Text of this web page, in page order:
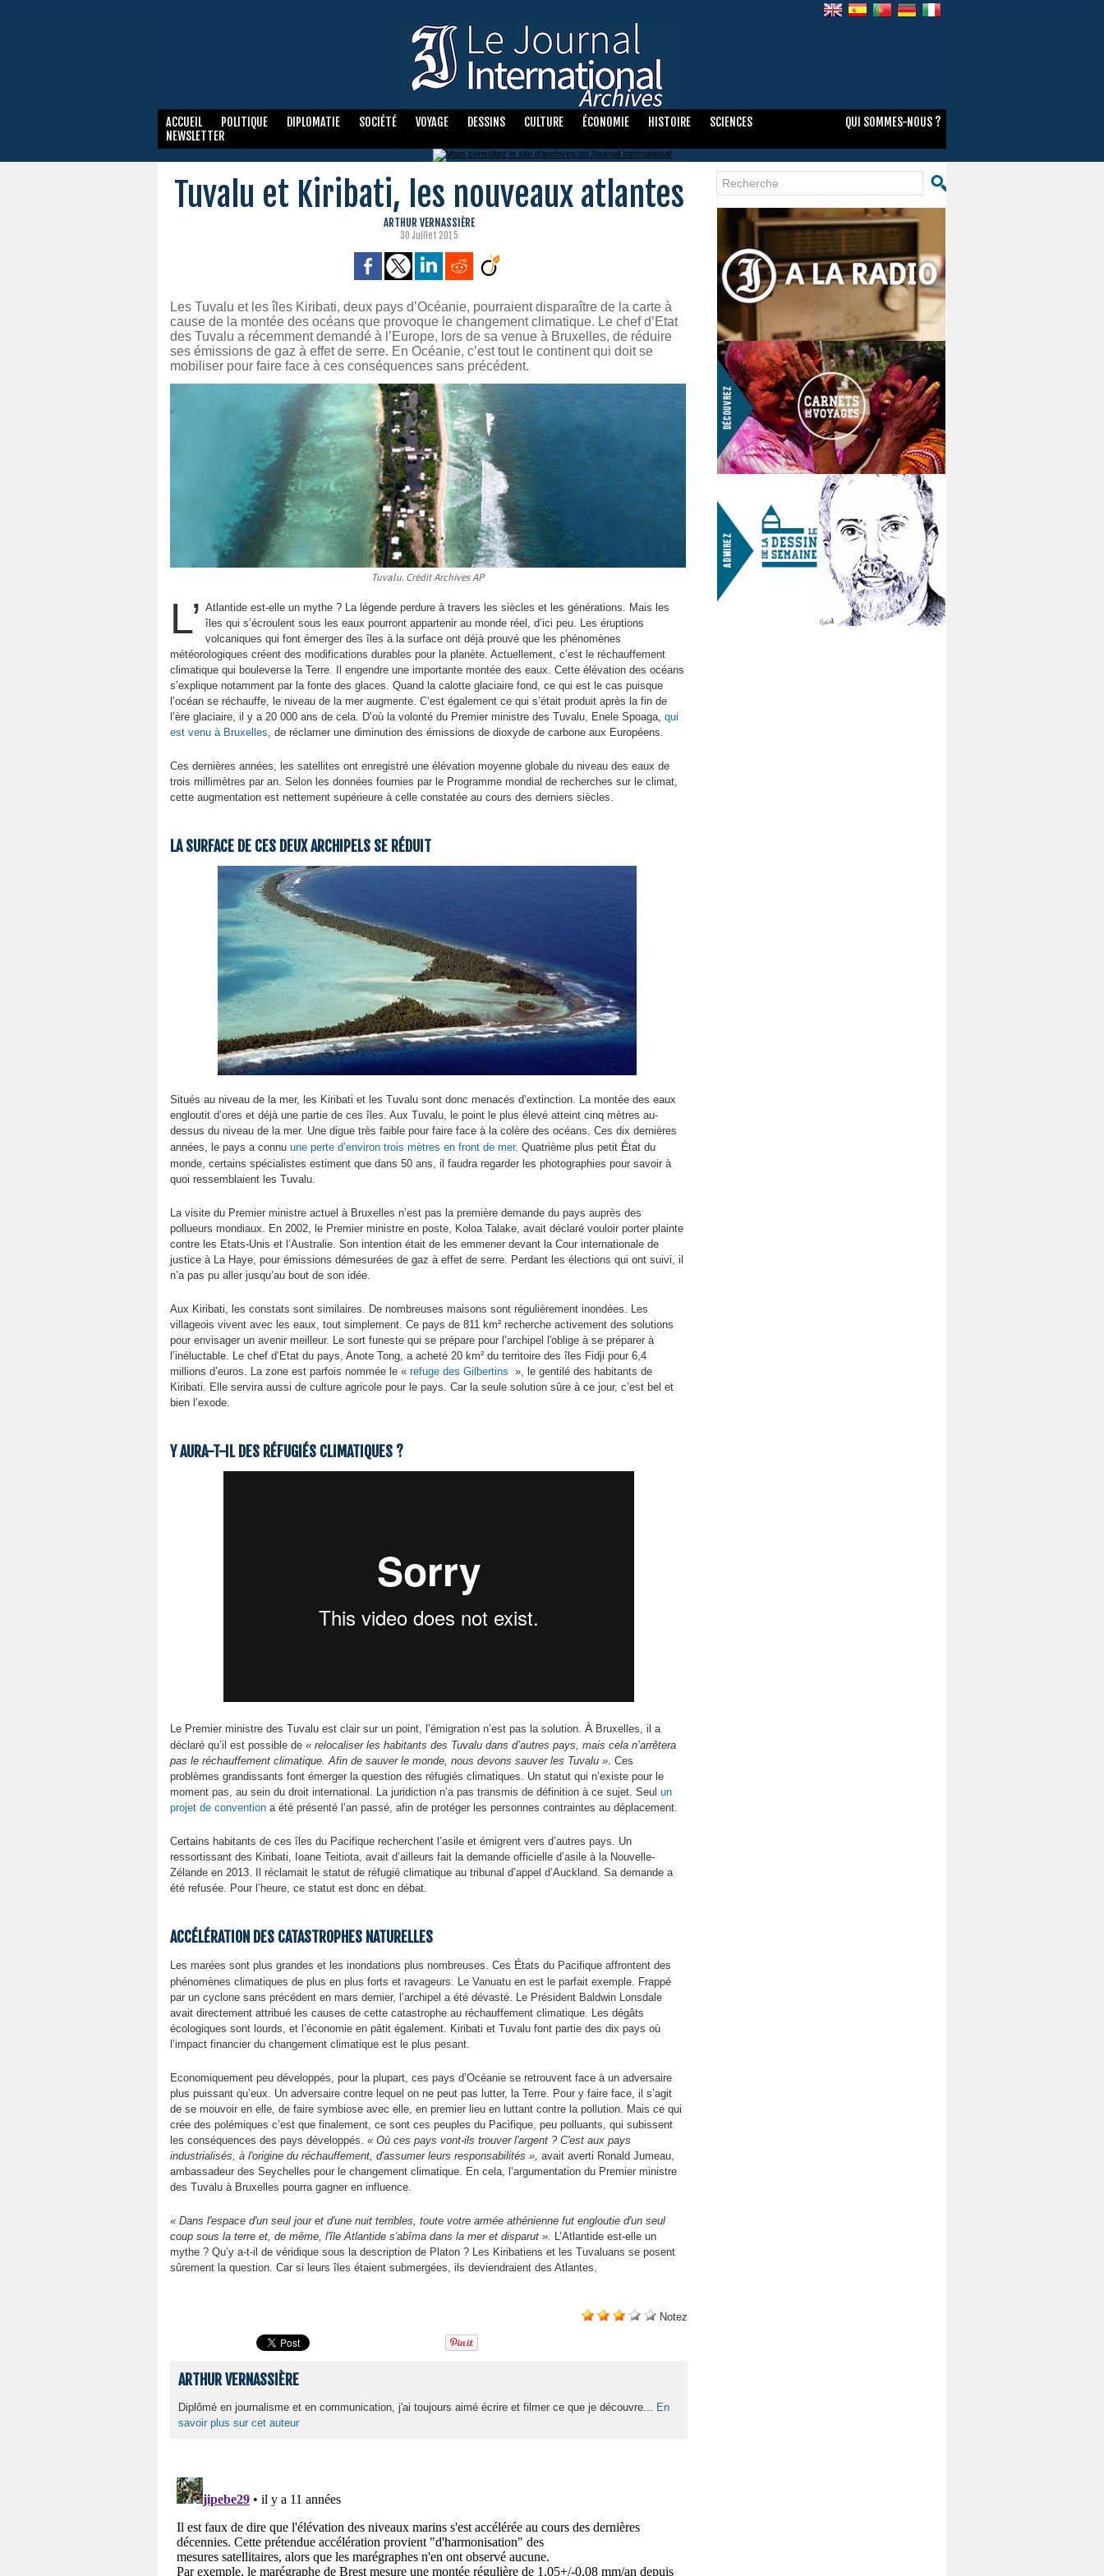
ACCUEIL POLITIQUE DIPLOMATIE SOCIÉTÉ VOYAGE DESSINS CULTURE ÉCONOMIE HISTOIRE
SCIENCES
NEWSLETTER
QUI SOMMES-NOUS ?
Tuvalu et Kiribati, les nouveaux atlantes
ARTHUR VERNASSIÈRE
30 Juillet 2015
Les Tuvalu et les îles Kiribati, deux pays d’Océanie, pourraient disparaître de la carte à
cause de la montée des océans que provoque le changement climatique. Le chef d’Etat
des Tuvalu a récemment demandé à l’Europe, lors de sa venue à Bruxelles, de réduire
ses émissions de gaz à effet de serre. En Océanie, c’est tout le continent qui doit se
mobiliser pour faire face à ces conséquences sans précédent.
Tuvalu. Crédit Archives AP
L’ Atlantide est-elle un mythe ? La légende perdure à travers les siècles et les générations. Mais les
îles qui s’écroulent sous les eaux pourront appartenir au monde réel, d’ici peu. Les éruptions
volcaniques qui font émerger des îles à la surface ont déjà prouvé que les phénomènes
météorologiques créent des modifications durables pour la planète. Actuellement, c’est le réchauffement
climatique qui bouleverse la Terre. Il engendre une importante montée des eaux. Cette élévation des océans
s’explique notamment par la fonte des glaces. Quand la calotte glaciaire fond, ce qui est le cas puisque
l’océan se réchauffe, le niveau de la mer augmente. C’est également ce qui s’était produit après la fin de
l’ère glaciaire, il y a 20 000 ans de cela. D’où la volonté du Premier ministre des Tuvalu, Enele Spoaga, qui
est venu à Bruxelles, de réclamer une diminution des émissions de dioxyde de carbone aux Européens.
Ces dernières années, les satellites ont enregistré une élévation moyenne globale du niveau des eaux de
trois millimètres par an. Selon les données fournies par le Programme mondial de recherches sur le climat,
cette augmentation est nettement supérieure à celle constatée au cours des derniers siècles.
LA SURFACE DE CES DEUX ARCHIPELS SE RÉDUIT
Situés au niveau de la mer, les Kiribati et les Tuvalu sont donc menacés d’extinction. La montée des eaux
engloutit d’ores et déjà une partie de ces îles. Aux Tuvalu, le point le plus élevé atteint cinq mètres au-
dessus du niveau de la mer. Une digue très faible pour faire face à la colère des océans. Ces dix dernières
années, le pays a connu une perte d’environ trois mètres en front de mer. Quatrième plus petit État du
monde, certains spécialistes estiment que dans 50 ans, il faudra regarder les photographies pour savoir à
quoi ressemblaient les Tuvalu.
La visite du Premier ministre actuel à Bruxelles n’est pas la première demande du pays auprès des
pollueurs mondiaux. En 2002, le Premier ministre en poste, Koloa Talake, avait déclaré vouloir porter plainte
contre les Etats-Unis et l’Australie. Son intention était de les emmener devant la Cour internationale de
justice à La Haye, pour émissions démesurées de gaz à effet de serre. Perdant les élections qui ont suivi, il
n’a pas pu aller jusqu’au bout de son idée.
Aux Kiribati, les constats sont similaires. De nombreuses maisons sont régulièrement inondées. Les
villageois vivent avec les eaux, tout simplement. Ce pays de 811 km² recherche activement des solutions
pour envisager un avenir meilleur. Le sort funeste qui se prépare pour l’archipel l'oblige à se préparer à
l’inéluctable. Le chef d’Etat du pays, Anote Tong, a acheté 20 km² du territoire des îles Fidji pour 6,4
millions d’euros. La zone est parfois nommée le « refuge des Gilbertins », le gentilé des habitants de
Kiribati. Elle servira aussi de culture agricole pour le pays. Car la seule solution sûre à ce jour, c’est bel et
bien l’exode.
Y AURA-T-IL DES RÉFUGIÉS CLIMATIQUES ?
Le Premier ministre des Tuvalu est clair sur un point, l’émigration n’est pas la solution. ÀBruxelles, il a
déclaré qu’il est possible de « relocaliser les habitants des Tuvalu dans d’autres pays, mais cela n’arrêtera
pas le réchauffement climatique. Afin de sauver le monde, nous devons sauver les Tuvalu ». Ces
problèmes grandissants font émerger la question des réfugiés climatiques. Un statut qui n’existe pour le
moment pas, au sein du droit international. La juridiction n’a pas transmis de définition à ce sujet. Seul un
projet de convention a été présenté l’an passé, afin de protéger les personnes contraintes au déplacement.
Certains habitants de ces îles du Pacifique recherchent l’asile et émigrent vers d’autres pays. Un
ressortissant des Kiribati, Ioane Teitiota, avait d’ailleurs fait la demande officielle d’asile à la Nouvelle-
Zélande en 2013. Il réclamait le statut de réfugié climatique au tribunal d’appel d’Auckland. Sa demande a
été refusée. Pour l’heure, ce statut est donc en débat.
ACCÉLÉRATION DES CATASTROPHES NATURELLES
Les marées sont plus grandes et les inondations plus nombreuses. Ces États du Pacifique affrontent des
phénomènes climatiques de plus en plus forts et ravageurs. Le Vanuatu en est le parfait exemple. Frappé
par un cyclone sans précédent en mars dernier, l’archipel a été dévasté. Le Président Baldwin Lonsdale
avait directement attribué les causes de cette catastrophe au réchauffement climatique. Les dégâts
écologiques sont lourds, et l’économie en pâtit également. Kiribati et Tuvalu font partie des dix pays où
l’impact financier du changement climatique est le plus pesant.
Economiquement peu développés, pour la plupart, ces pays d’Océanie se retrouvent face à un adversaire
plus puissant qu’eux. Un adversaire contre lequel on ne peut pas lutter, la Terre. Pour y faire face, il s’agit
de se mouvoir en elle, de faire symbiose avec elle, en premier lieu en luttant contre la pollution. Mais ce qui
crée des polémiques c’est que finalement, ce sont ces peuples du Pacifique, peu polluants, qui subissent
les conséquences des pays développés. « Où ces pays vont-ils trouver l'argent ? C'est aux pays
industrialisés, à l'origine du réchauffement, d'assumer leurs responsabilités », avait averti Ronald Jumeau,
ambassadeur des Seychelles pour le changement climatique. En cela, l’argumentation du Premier ministre
des Tuvalu à Bruxelles pourra gagner en influence.
« Dans l'espace d'un seul jour et d'une nuit terribles, toute votre armée athénienne fut engloutie d'un seul
coup sous la terre et, de même, l'île Atlantide s'abîma dans la mer et disparut ». L’Atlantide est-elle un
mythe ? Qu’y a-t-il de véridique sous la description de Platon ? Les Kiribatiens et les Tuvaluans se posent
sûrement la question. Car si leurs îles étaient submergées, ils deviendraient des Atlantes.
Notez
ARTHUR VERNASSIÈRE
Diplômé en journalisme et en communication, j'ai toujours aimé écrire et filmer ce que je découvre... En
savoir plus sur cet auteur